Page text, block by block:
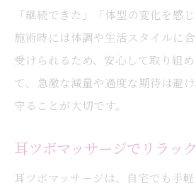
「継続できた」「体型の変化を感
施術時には体調や生活スタイルに
受けられるため、安心して取り組
て、急激な減量や過度な期待は避
守ることが大切です。
耳ツボマッサージでリラッ
耳ツボマッサージは、自宅でも手